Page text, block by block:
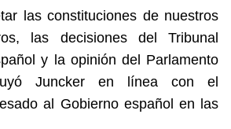
las constituciones de nuestros
las decisiones del Tribunal
y la opinión del Parlamento
Juncker en línea con el
al Gobierno español en las